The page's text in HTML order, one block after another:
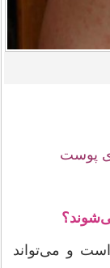
پوست
است و می‌تواند